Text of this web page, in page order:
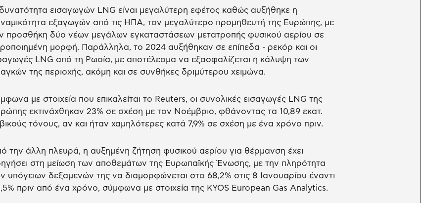
εισαγωγών LNG είναι μεγαλύτερη εφέτος καθώς αυξήθηκε η
εξαγωγών από τις ΗΠΑ, τον μεγαλύτερο προμηθευτή της Ευρώπης, με
προσθήκη δύο νέων μεγάλων εγκαταστάσεων μετατροπής φυσικού αερίου σε
μορφή. Παράλληλα, το 2024 αυξήθηκαν σε επίπεδα - ρεκόρ και οι
LNG από τη Ρωσία, με αποτέλεσμα να εξασφαλίζεται η κάλυψη των
της περιοχής, ακόμη και σε συνθήκες δριμύτερου χειμώνα.
με στοιχεία που επικαλείται το Reuters, οι συνολικές εισαγωγές LNG της
εκτινάχθηκαν 23% σε σχέση με τον Νοέμβριο, φθάνοντας τα 10,89 εκατ.
τόνους, αν και ήταν χαμηλότερες κατά 7,9% σε σχέση με ένα χρόνο πριν.
την άλλη πλευρά, η αυξημένη ζήτηση φυσικού αερίου για θέρμανση έχει
στη μείωση των αποθεμάτων της Ευρωπαϊκής Ένωσης, με την πληρότητα
υπόγειων δεξαμενών της να διαμορφώνεται στο 68,2% στις 8 Ιανουαρίου έναντι
πριν από ένα χρόνο, σύμφωνα με στοιχεία της KYOS European Gas Analytics.